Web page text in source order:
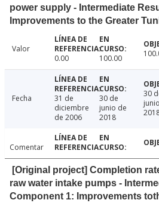
power supply - Intermediate
Improvements to the Greater
Valor
0.00
100.00
Fecha
31 de
diciembre
de 2006
30 de
junio de
2018
30
Comentar
[Original project] Completion
raw water intake pumps -
Component 1: Improvements